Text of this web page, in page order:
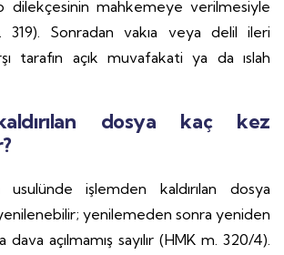
dilekçesinin mahkemeye verilmesiyle
319). Sonradan vakıa veya delil ileri
tarafın açık muvafakati ya da ıslah
dosya kaç kez
usulünde işlemden kaldırılan dosya
yenilemeden sonra yeniden
dava açılmamış sayılır (HMK m. 320/4).